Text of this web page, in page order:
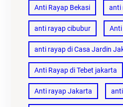
Anti Rayap Bekasi anti
anti rayap cibubur Anti
anti rayap di Casa Jardin
Anti Rayap di Tebet jakarta
Anti rayap Jakarta